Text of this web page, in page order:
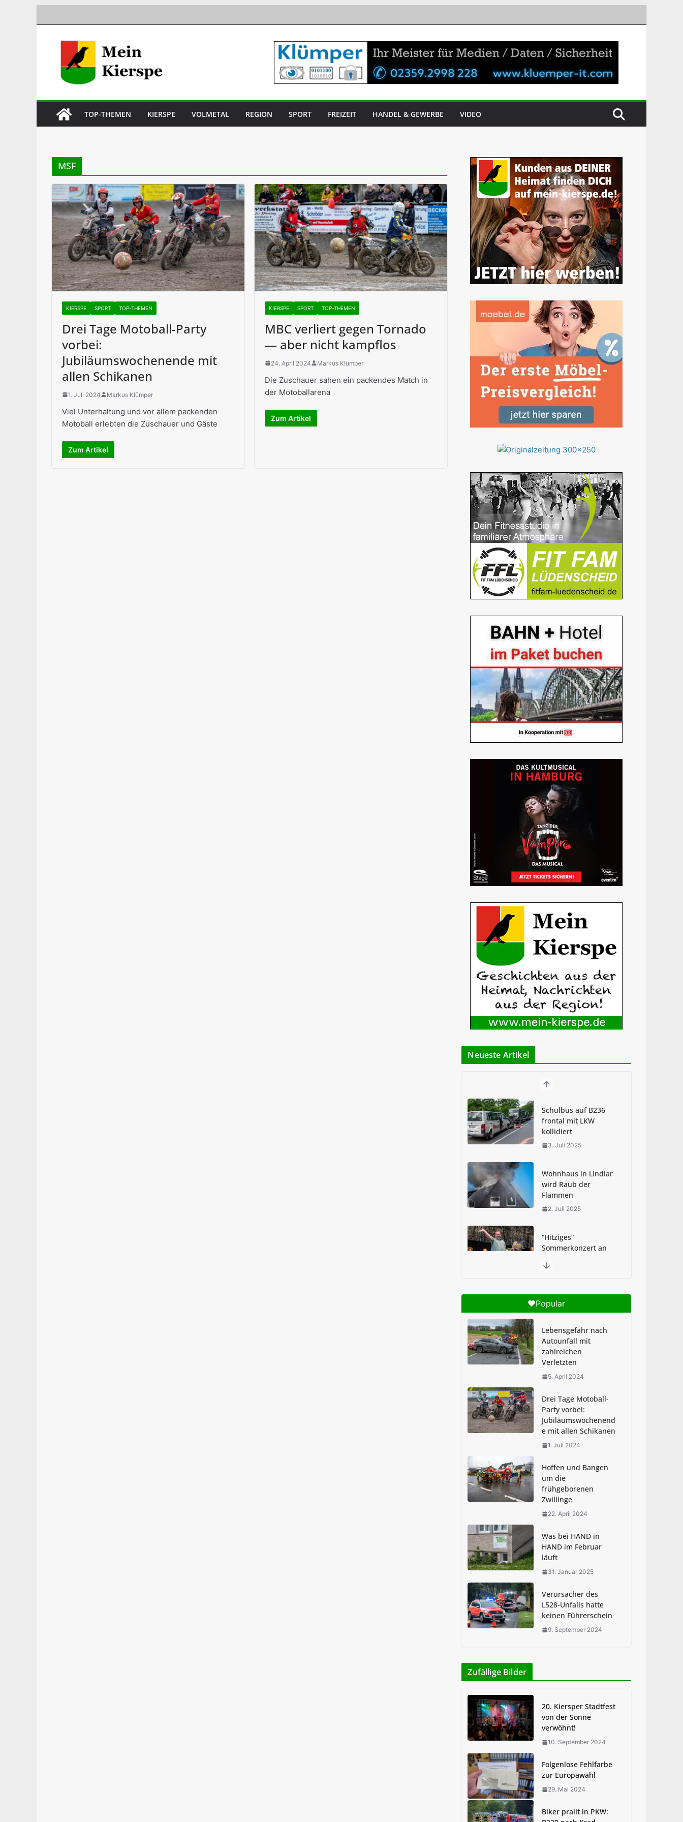
to
TOP-THEMEN KIERSPE VOLMETAL REGION SPORT FREIZEIT HANDEL & GEWERBE VIDEO
MSF
KIERSPE SPORT TOP-THEMEN
Drei Tage Motoball-Party
vorbei:
Jubiläumswochenende mit
allen Schikanen
1. Juli 2024 Markus Klümper
Viel Unterhaltung und vor allem packenden
Motoball erlebten die Zuschauer und Gäste
Zum Artikel
KIERSPE SPORT TOP-THEMEN
MBC verliert gegen Tornado
— aber nicht kampflos
24. April 2024 Markus Klümper
Die Zuschauer sahen ein packendes Match in
der Motoballarena
Zum Artikel
Neueste Artikel
Schulbus auf B236
frontal mit LKW
kollidiert
3. Juli 2025
Wohnhaus in Lindlar
wird Raub der
Flammen
2. Juli 2025
“Hitziges”
Sommerkonzert an
Abi-Sturm: Schultag
an GSKi begann
1. Juli 2025
Brandheiße Pause in
der Pestalozzi-Schule
MEIN KIERSPE stellt
Berichterstattung ein
7. Juli 2025
Popular
Lebensgefahr nach
Autounfall mit
zahlreichen
Verletzten
5. April 2024
Drei Tage Motoball-
Party vorbei:
Jubiläumswochenend
e mit allen Schikanen
1. Juli 2024
Hoffen und Bangen
um die
frühgeborenen
Zwillinge
22. April 2024
Was bei HAND in
HAND im Februar
läuft
31. Januar 2025
Verursacher des
L528-Unfalls hatte
keinen Führerschein
9. September 2024
Zufällige Bilder
20. Kiersper Stadtfest
von der Sonne
verwöhnt!
10. September 2024
Folgenlose Fehlfarbe
zur Europawahl
29. Mai 2024
Biker prallt in PKW: